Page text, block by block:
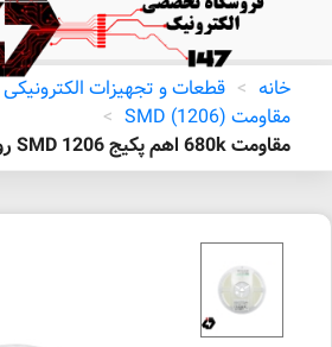
خانه > قطعات و تجهیزات الکترونیکی
مقاومت (SMD (1206
>
مقاومت 680k اهم پکیج 1206 SMD رول 5000 عددی